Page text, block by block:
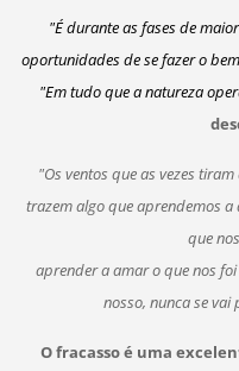
"É durante as fases de
oportunidades de se fazer o
"Em tudo que a natureza
"Os ventos que as vezes
trazem algo que aprendemos
que
aprender a amar o que nos
nosso, nunca se vai
O fracasso é uma